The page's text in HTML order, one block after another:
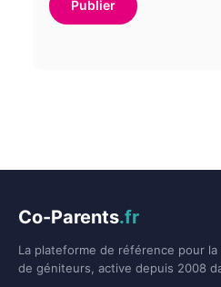
Co-Parents.fr
La plateforme de référence pour
de géniteurs, active depuis 2008